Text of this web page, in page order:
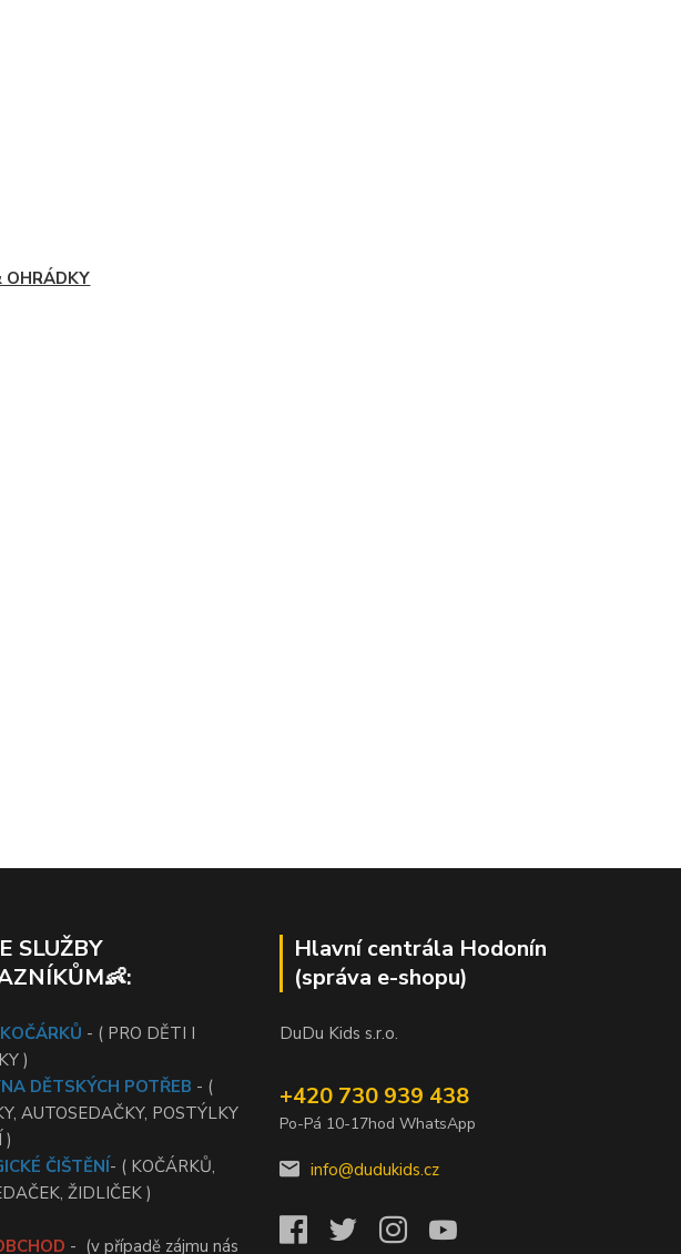
OHRÁDKY
SLUŽBY
- ( PRO DĚTI I
)
DĚTSKÝCH POTŘEB - (
AUTOSEDAČKY, POSTÝLKY
)
ČIŠTĚNÍ- ( KOČÁRKŮ,
ŽIDLIČEK )
- (v případě zájmu nás
Hlavní centrála Hodonín
(správa e-shopu)
DuDu Kids s.r.o.
+420 730 939 438
Po-Pá 10-17hod WhatsApp
info@dudukids.cz